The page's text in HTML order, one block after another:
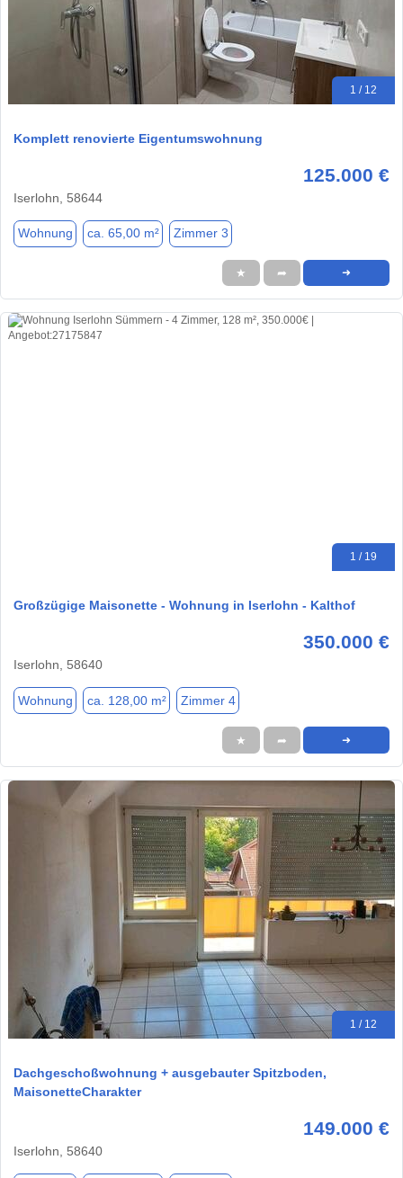
1 / 12
Komplett renovierte Eigentumswohnung
125.000 €
Iserlohn, 58644
Wohnung ca. 65,00 m² Zimmer 3
★ ➦ ➜
1 / 19
Großzügige Maisonette - Wohnung in Iserlohn - Kalthof
350.000 €
Iserlohn, 58640
Wohnung ca. 128,00 m² Zimmer 4
★ ➦ ➜
1 / 12
Dachgeschoßwohnung + ausgebauter Spitzboden,
MaisonetteCharakter
149.000 €
Iserlohn, 58640